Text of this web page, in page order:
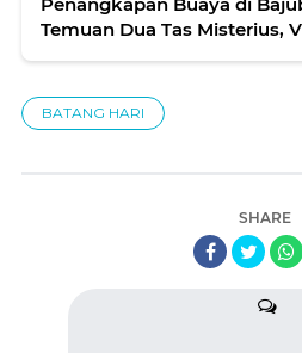
Temuan Dua Tas Misterius,
BATANG HARI
SHARE